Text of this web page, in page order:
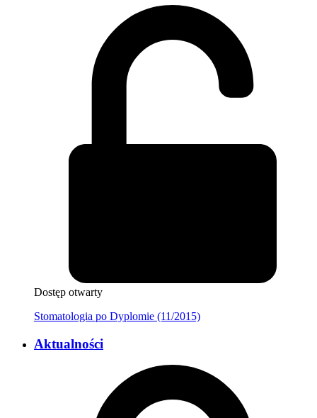
Dostęp otwarty
Stomatologia po Dyplomie (11/2015)
Aktualności